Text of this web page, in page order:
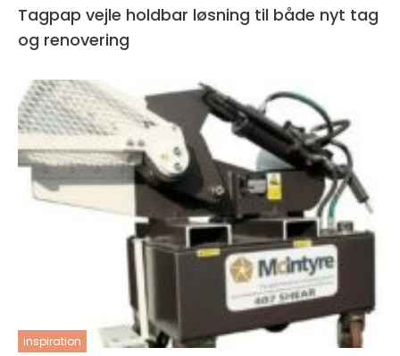
Tagpap vejle holdbar løsning til både nyt tag
og renovering
inspiration